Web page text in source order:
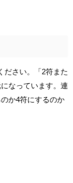
ださい。「2符また
なっています。連
か4符にするのか